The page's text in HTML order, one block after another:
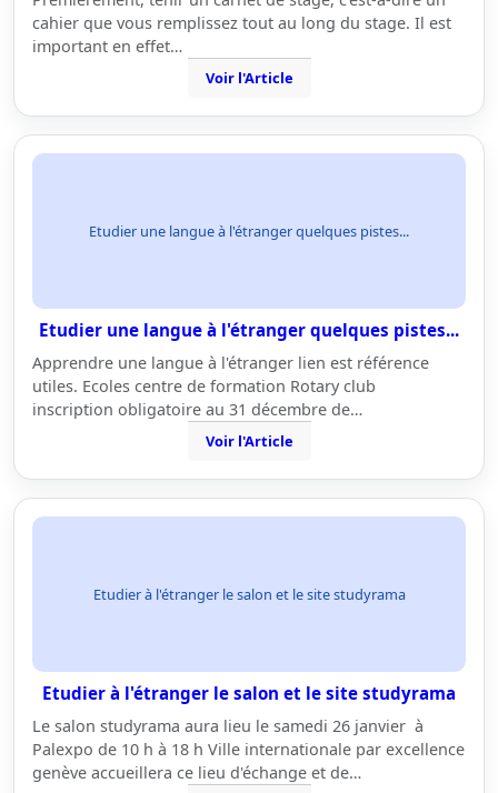
cahier que vous remplissez tout au long du stage. Il est
important en effet…
Voir l'Article
Etudier une langue à l'étranger quelques pistes...
Etudier une langue à l'étranger quelques pistes...
Apprendre une langue à l'étranger lien est référence
utiles. Ecoles centre de formation Rotary club
inscription obligatoire au 31 décembre de…
Voir l'Article
Etudier à l'étranger le salon et le site studyrama
Etudier à l'étranger le salon et le site studyrama
Le salon studyrama aura lieu le samedi 26 janvier à
Palexpo de 10 h à 18 h Ville internationale par excellence
genève accueillera ce lieu d'échange et de…